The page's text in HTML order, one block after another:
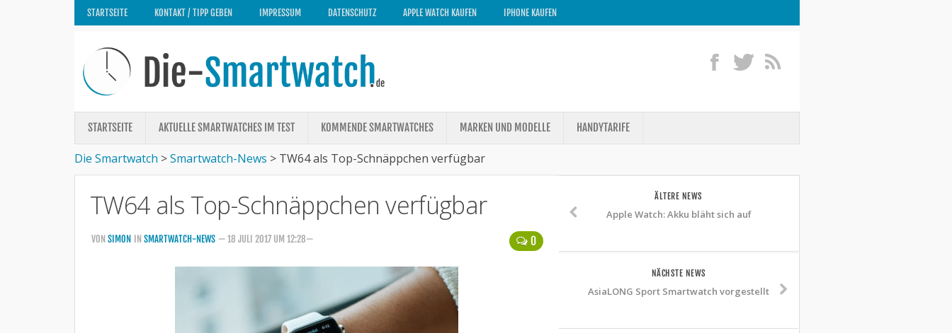
STARTSEITE KONTAKT / TIPP GEBEN IMPRESSUM DATENSCHUTZ APPLE WATCH KAUFEN IPHONE KAUFEN
STARTSEITE AKTUELLE SMARTWATCHES IM TEST KOMMENDE SMARTWATCHES MARKEN UND MODELLE HANDYTARIFE
Die Smartwatch >Smartwatch-News > TW64 als Top-Schnäppchen verfügbar
TW64 als Top-Schnäppchen verfügbar
0
VON SIMON IN SMARTWATCH-NEWS — 18 JULI 2017 UM 12:28—
ÄLTERE NEWS
Apple Watch: Akku bläht sich auf
NÄCHSTE NEWS
AsiaLONG Sport Smartwatch vorgestellt